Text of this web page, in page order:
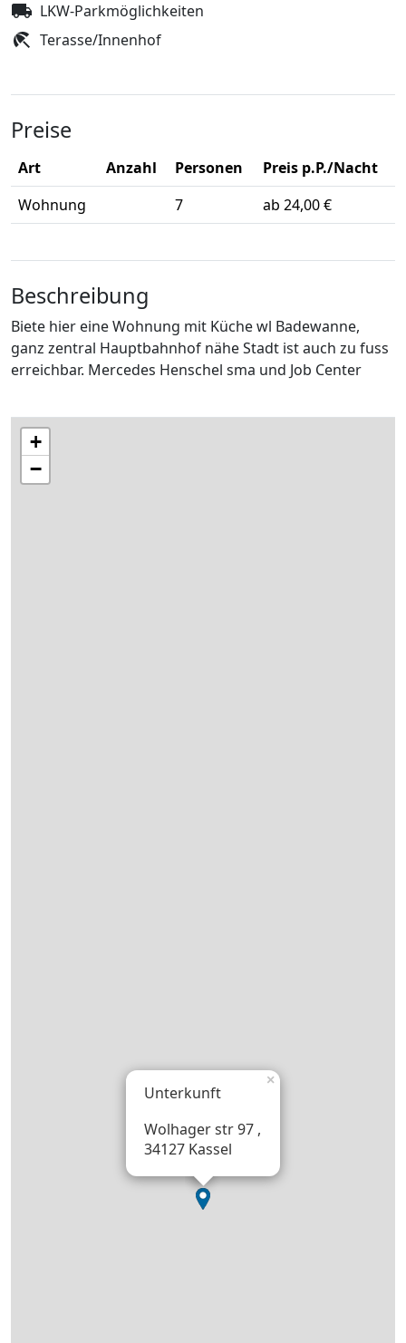
LKW-Parkmöglichkeiten
Terasse/Innenhof
Preise
Art Anzahl Personen
Preis p.P./Nacht
Wohnung
7 ab 24,00 €
Beschreibung
Biete hier eine Wohnung mit Küche wl Badewanne,
ganz zentral Hauptbahnhof nähe Stadt ist auch zu fuss
erreichbar. Mercedes Henschel sma und Job Center
Unterkunft
Wolhager str 97 ,
34127 Kassel
×
+
−